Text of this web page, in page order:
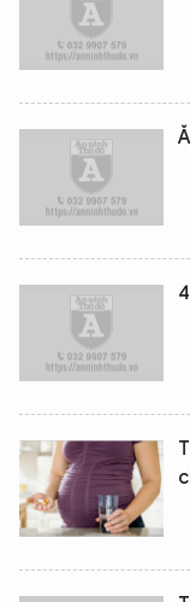
XIN
TÔI
Hãy hỏi
An Ninh